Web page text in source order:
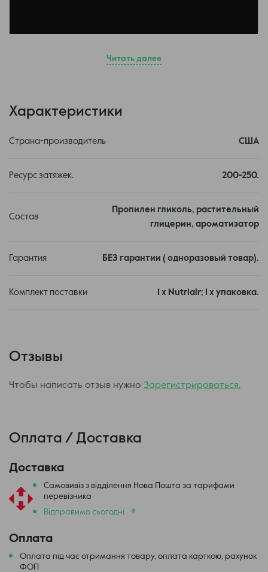
Читать далее
Характеристики
Страна-производитель США
Ресурс затяжек. 200-250.
Состав
Пропилен гликоль, растительный
глицерин, ароматизатор
Гарантия БЕЗ гарантии ( одноразовый товар).
Комплект поставки 1 х Nutriair; 1 х упаковка.
Отзывы
Чтобы написать отзыв нужно Зарегистрироваться.
Оплата / Доставка
Доставка
Самовивіз з відділення Нова Пошта за тарифами
перевізника
Відправимо сьогодні
*
Оплата
Оплата під час отримання товару, оплата карткою, рахунок
ФОП